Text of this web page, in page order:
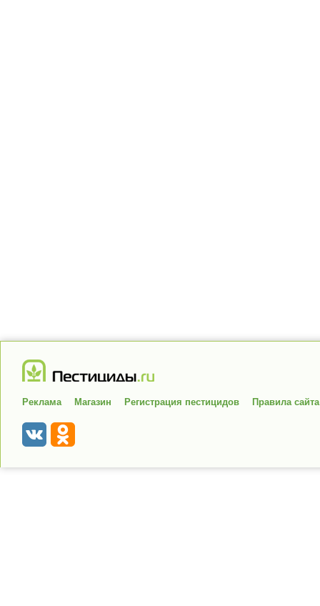
Реклама Магазин Регистрация пестицидов Правила сайта